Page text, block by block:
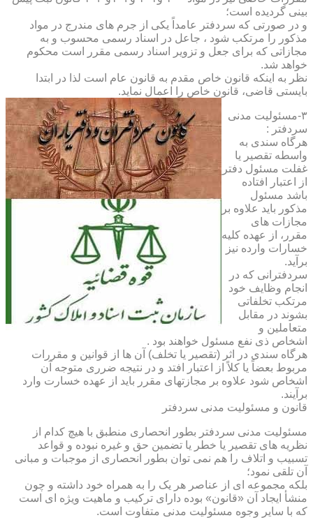
بینی گردیده است؛
و در صورتی که سردفتر عامداً یکی از جرم های مندرج در مواد
مذکور را مرتکب شود ، جاعل در اسناد رسمی محسوب و به
مجازاتی که برای جعل و تزویر اسناد رسمی مقرر است محکوم
خواهد شد.
نظر به اینکه قانون خاص مقدم به قانون عام است لذا در ابتدا
بایستی قاضی، قانون خاص را اعمال نماید.
۳-مسئولیت مدنی
سردفتر :
هرگاه سندی به
واسطه تقصیر یا
غفلت مسئول دفتر
از اعتبار افتاده
باشد مسئول
مذکور باید علاوه بر
مجازات های
مقرر، از عهده کلیه
خسارات وارده نیز
برآید.
سردفترانی که در
انجام وظایف خود
مرتکب تخلفاتی
بشوند در مقابل
متعاملین و
اشخاص ذی نفع مسئول خواهند بود .
هرگاه سندی در اثر (تقصیر یا تخلف) آن ها از قوانین و مقررات
مربوط بعضاً یا کلاً از اعتبار افتد و در نتیجه ضرری متوجه آن
اشخاص شود علاوه بر مجازتهای مقرر باید از عهده خسارت وارد
برآیند.
قانون و مسئولیت مدنی سردفتر
مسئولیت مدنی سردفتر بطور انحصاری منطبق با هیچ کدام از
نظریه های تقصیر یا خطر یا تضمین حق و غیره نبوده و قواعد
تسبیب و اتلاف را هم نمی توان بطور انحصاری از موجبات و مبانی
آن تلقی نمود؛
بلکه مجموعه ای از عناصر هر یک را به همراه خود داشته و چون
منشأ ایجاد آن «قانون» بوده دارای ترکیب و ماهیت ویژه ای است
که با سایر وجوه مسئولیت مدنی متفاوت است.